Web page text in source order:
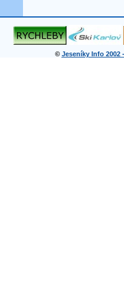
© Jeseníky Info 2002